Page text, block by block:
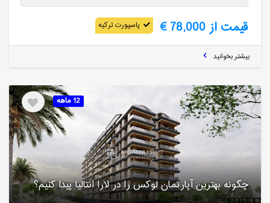
قیمت از 78,000 € پاسپورت ترکیه
بیشتر بخوانید
12 ماهه
چگونه بهترین آپارتمان لوکس را در لارا انتالیا پیدا کنیم؟